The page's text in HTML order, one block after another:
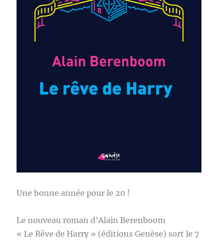
Une bonne année pour le 20 !
Le nouveau roman d’Alain Berenboom
« Le Rêve de Harry » (éditions Genèse) sort le 7